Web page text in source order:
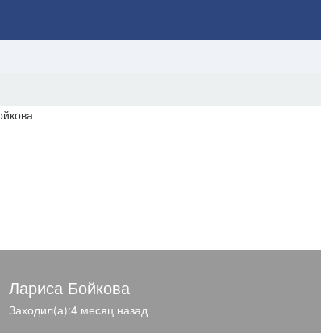
Лариса Бойкова
Заходил(а):4 месяц назад